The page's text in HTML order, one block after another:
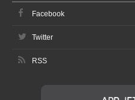
Facebook
Twitter
RSS